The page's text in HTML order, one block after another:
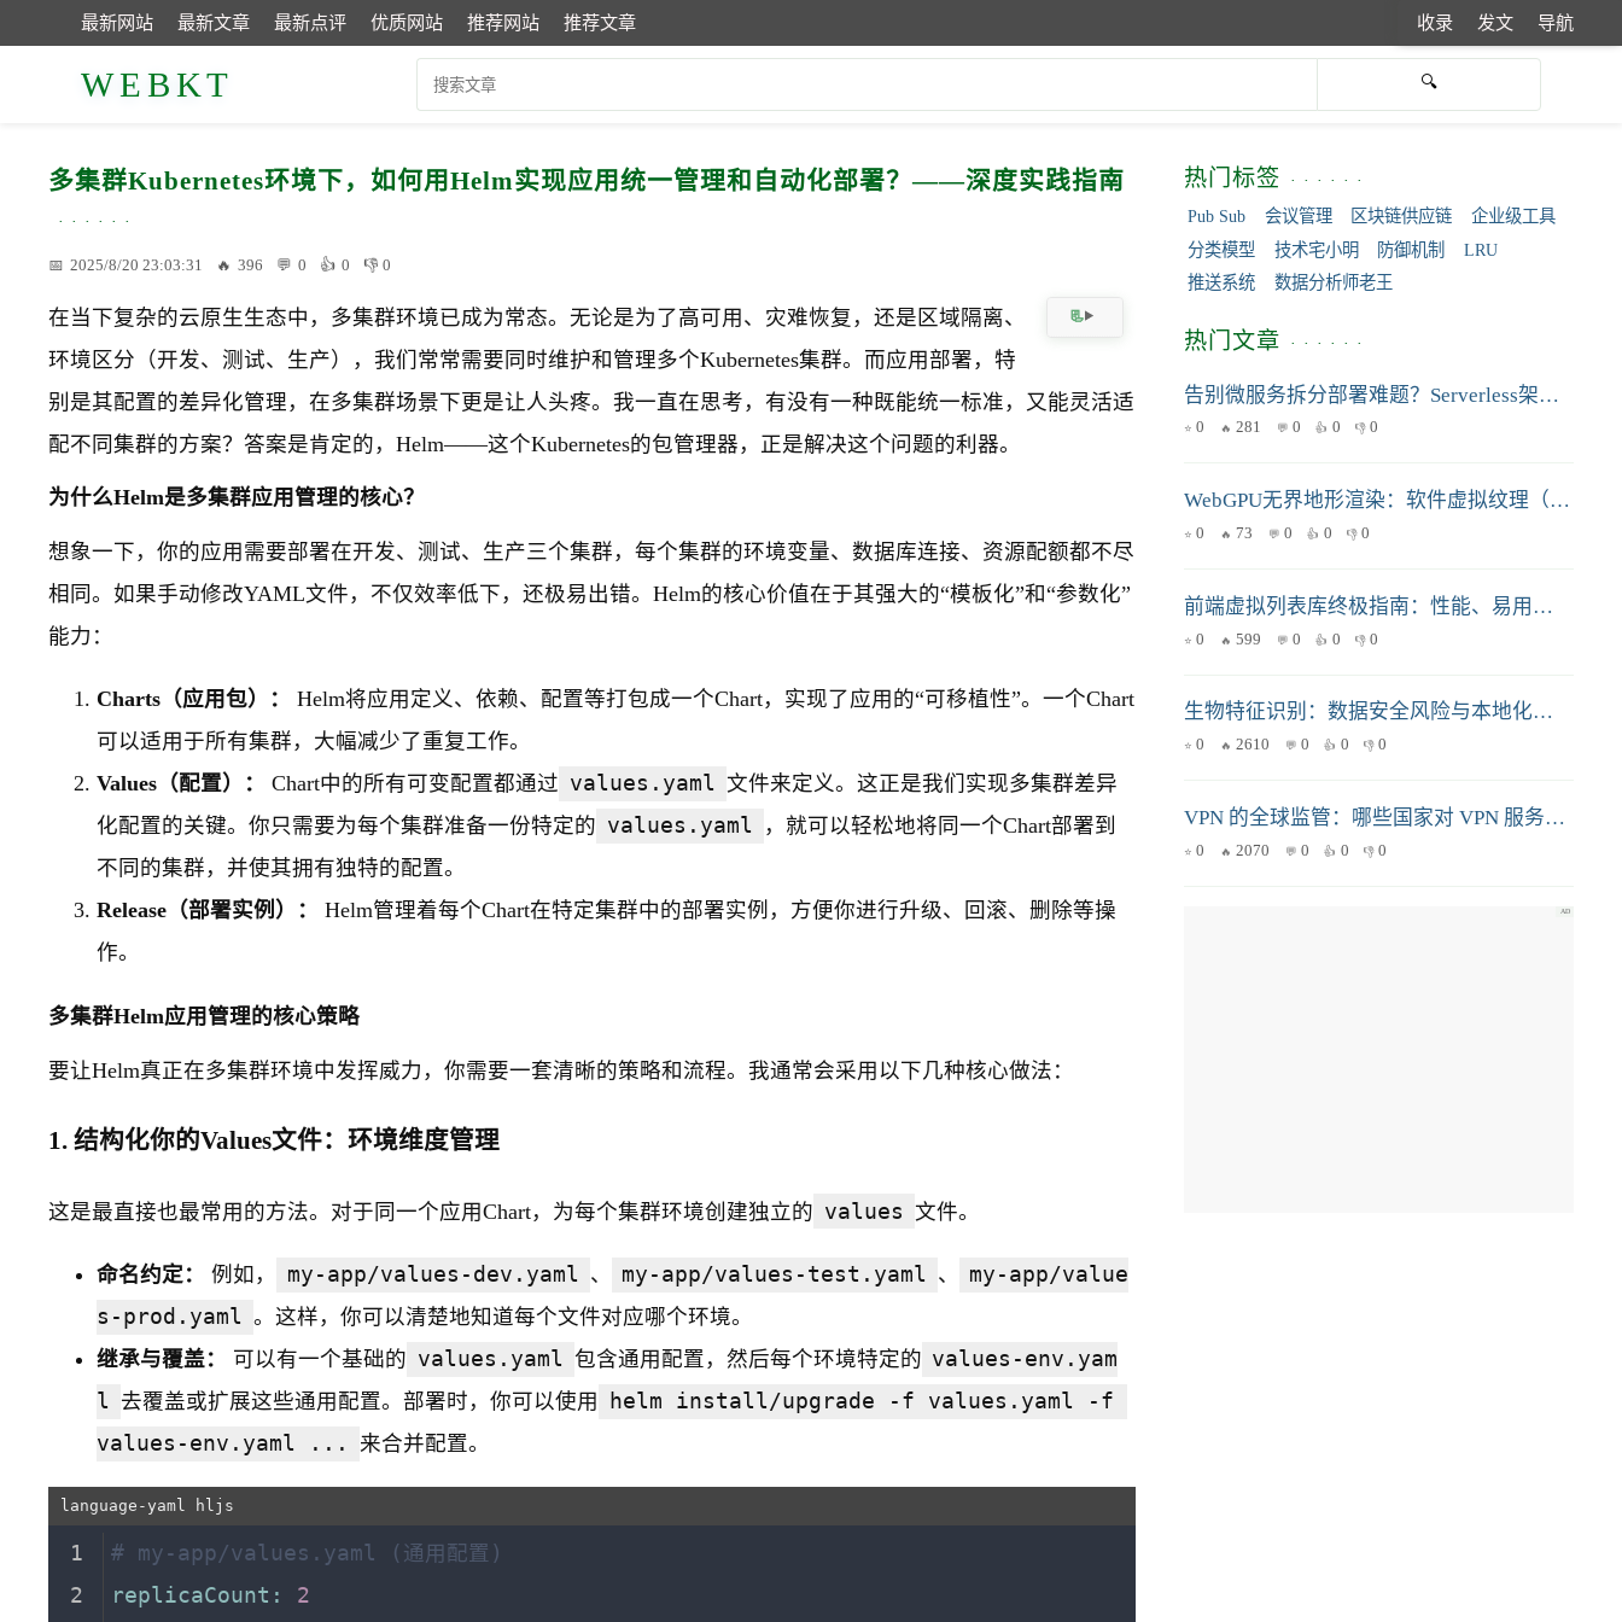
最新网站 最新文章 最新点评 优质网站 推荐网站 推荐文章 收录 发文 导航
WEBKT
多集群Kubernetes环境下，如何用Helm实现应用统一管理和自动化部署？——深度实践指南
2025/8/20 23:03:31 396 0 0 0
在当下复杂的云原生生态中，多集群环境已成为常态。无论是为了高可用、灾难恢复，还是区域隔离、
环境区分（开发、测试、生产），我们常常需要同时维护和管理多个Kubernetes集群。而应用部署，特
别是其配置的差异化管理，在多集群场景下更是让人头疼。我一直在思考，有没有一种既能统一标准，又能灵活适
配不同集群的方案？答案是肯定的，Helm——这个Kubernetes的包管理器，正是解决这个问题的利器。
为什么Helm是多集群应用管理的核心？
想象一下，你的应用需要部署在开发、测试、生产三个集群，每个集群的环境变量、数据库连接、资源配额都不尽
相同。如果手动修改YAML文件，不仅效率低下，还极易出错。Helm的核心价值在于其强大的“模板化”和“参数化”
能力：
Charts（应用包）：
Helm将应用定义、依赖、配置等打包成一个Chart，实现了应用的“可移植性”。一个Chart
可以适用于所有集群，大幅减少了重复工作。
Values（配置）：
Chart中的所有可变配置都通过 values.yaml 文件来定义。这正是我们实现多集群差异
化配置的关键。你只需要为每个集群准备一份特定的 values.yaml
，就可以轻松地将同一个Chart部署到
不同的集群，并使其拥有独特的配置。
Release（部署实例）：
Helm管理着每个Chart在特定集群中的部署实例，方便你进行升级、回滚、删除等操
作。
多集群Helm应用管理的核心策略
要让Helm真正在多集群环境中发挥威力，你需要一套清晰的策略和流程。我通常会采用以下几种核心做法：
1. 结构化你的Values文件：环境维度管理
这是最直接也最常用的方法。对于同一个应用Chart，为每个集群环境创建独立的 values 文件。
命名约定： 例如， my-app/values-dev.yaml 、 my-app/values-test.yaml 、
my-app/value
s-prod.yaml 。这样，你可以清楚地知道每个文件对应哪个环境。
继承与覆盖：
可以有一个基础的 values.yaml 包含通用配置，然后每个环境特定的 values-env.yam
l 去覆盖或扩展这些通用配置。部署时，你可以使用
helm install/upgrade -f values.yaml -f
values-env.yaml ...
来合并配置。
# my-app/values.yaml (通用配置)
replicaCount:
2
热门标签
Pub Sub 会议管理 区块链供应链
企业级工具
分类模型
技术宅小明 防御机制
LRU
推送系统
数据分析师老王
热门文章
告别微服务拆分部署难题？Serverless架构实战指南来啦！
0 281 0 0 0
WebGPU无界地形渲染：软件虚拟纹理（Virtual Texturing）深度设计与落地实践
0 73 0 0 0
前端虚拟列表库终极指南：性能、易用性、场景全解析
0 599 0 0 0
生物特征识别：数据安全风险与本地化加密存储方案
0 2610 0 0 0
VPN 的全球监管：哪些国家对 VPN 服务管控最严格？
0 2070 0 0 0